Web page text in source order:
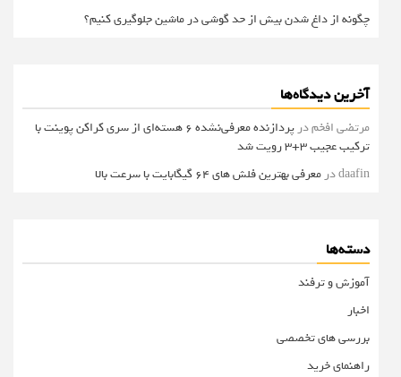
چگونه از داغ شدن بیش از حد گوشی در ماشین جلوگیری کنیم؟
آخرین دیدگاه‌ها
مرتضی افخمدر
پردازنده معرفی‌نشده 6 هسته‌ای از سری کراکن پوینت با
ترکیب عجیب 3+3 رویت شد
daafinدرمعرفی بهترین فلش های 64 گیگابایت با سرعت بالا
دسته‌ها
آموزش و ترفند
اخبار
بررسی های تخصصی
راهنمای خرید